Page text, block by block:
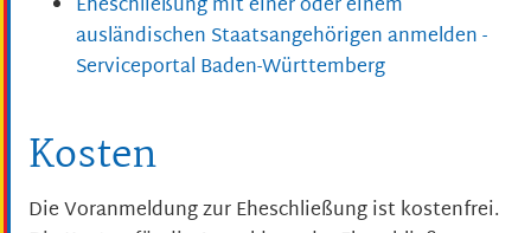
ausländischen Staatsangehörigen anmelden -
Serviceportal Baden-Württemberg
Kosten
Die Voranmeldung zur Eheschließung ist kostenfrei.